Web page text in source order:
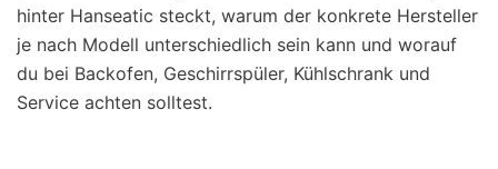
hinter Hanseatic steckt, warum der konkrete Hersteller
je nach Modell unterschiedlich sein kann und worauf
du bei Backofen, Geschirrspüler, Kühlschrank und
Service achten solltest.